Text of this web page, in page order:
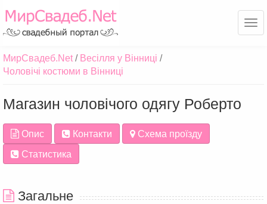
МирСвадеб.Net
Весілля у Вінниці
Чоловічі костюми в Вінниці
Магазин чоловічого одягу Роберто
Опис Контакти
Схема проїзду
Статистика
Загальне